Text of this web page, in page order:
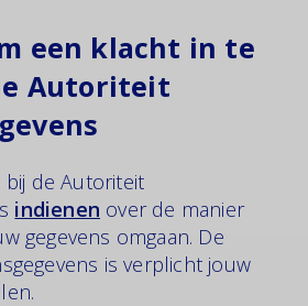
een klacht in te
Autoriteit
bij de Autoriteit
indienen over de manier
gegevens omgaan. De
is verplicht jouw